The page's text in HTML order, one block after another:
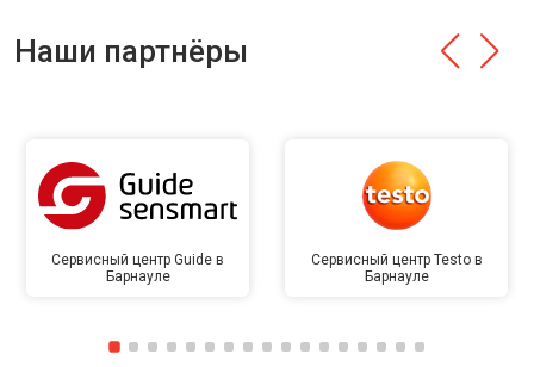
Наши партнёры
Сервисный центр Guide в
Барнауле
Сервисный центр Testo в
Барнауле